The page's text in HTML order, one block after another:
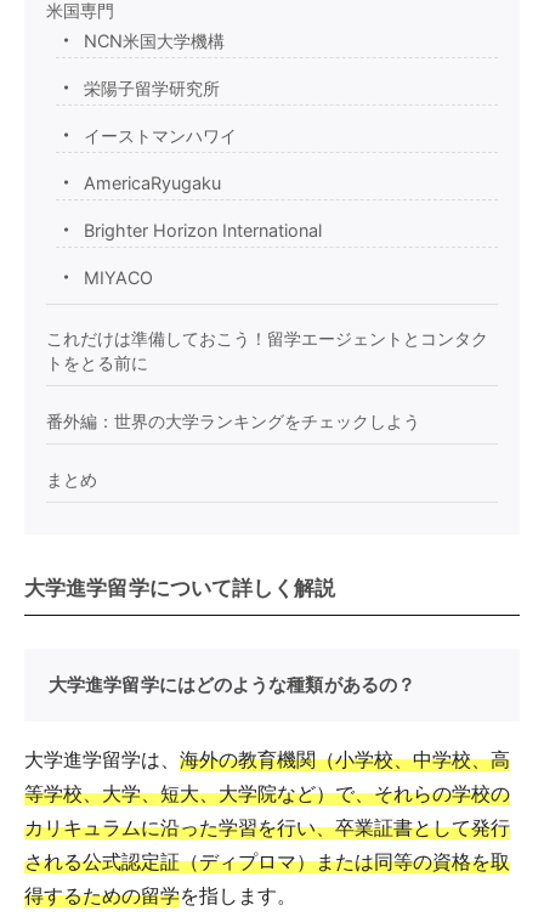
米国専門
NCN米国大学機構
栄陽子留学研究所
イーストマンハワイ
AmericaRyugaku
Brighter Horizon International
MIYACO
これだけは準備しておこう！留学エージェントとコンタク
トをとる前に
番外編：世界の大学ランキングをチェックしよう
まとめ
大学進学留学について詳しく解説
大学進学留学にはどのような種類があるの？
大学進学留学は、 海外の教育機関（小学校、中学校、高
等学校、大学、短大、大学院など）で、それらの学校の
カリキュラムに沿った学習を行い、卒業証書として発行
される公式認定証（ディプロマ）または同等の資格を取
得するための留学を指します。